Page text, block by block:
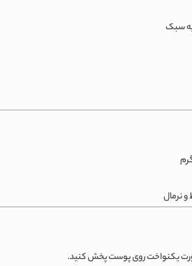
سبک
نرمال
یکنواخت روی پوست پخش کنید.